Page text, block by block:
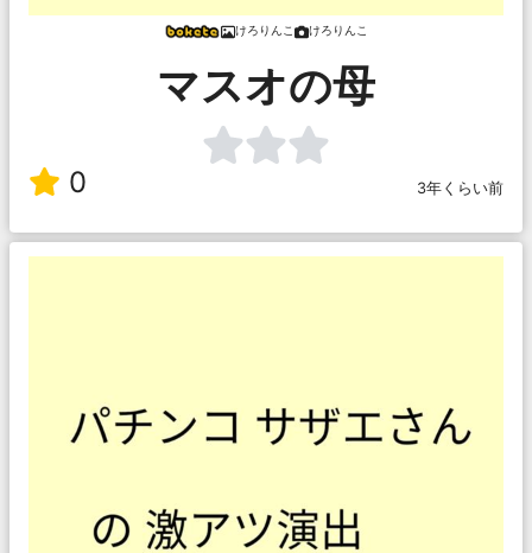
けろりんこ けろりんこ
マスオの母
0 3年くらい前